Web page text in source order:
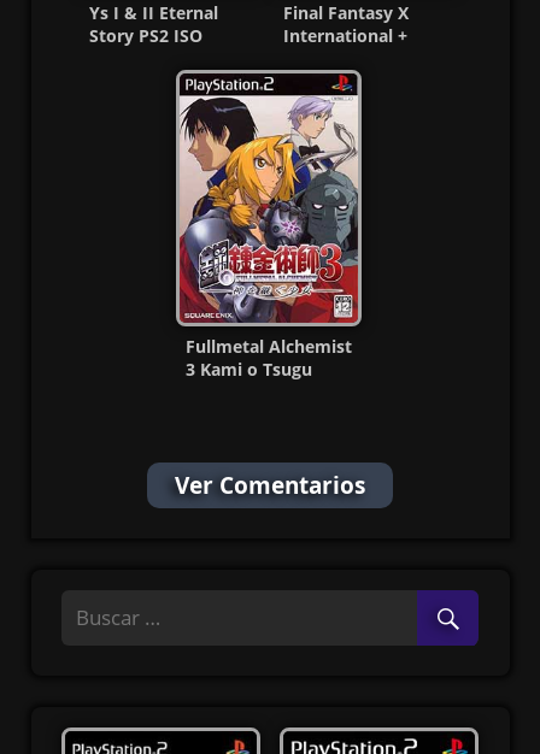
Ys I & II Eternal
Story PS2 ISO
Final Fantasy X
International +
(NTSC-J)
Fullmetal Alchemist
3 Kami o Tsugu
Ver Comentarios